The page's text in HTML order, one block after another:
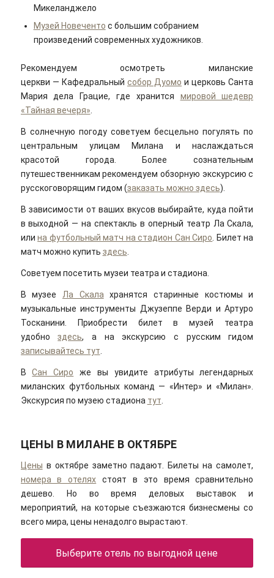
Микеланджело
Музей Новеченто с большим собранием
произведений современных художников.
Рекомендуем осмотреть миланские
церкви — Кафедральный собор Дуомо и церковь Санта
Мария дела Грацие, где хранится мировой шедевр
«Тайная вечеря»
В солнечную погоду советуем бесцельно погулять по
центральным улицам Милана и наслаждаться
красотой города. Более сознательным
путешественникам рекомендуем обзорную экскурсию с
русскоговорящим гидом (заказать можно здесь).
В зависимости от ваших вкусов выбирайте, куда пойти
в выходной — на спектакль в оперный театр Ла Скала,
илина футбольный матч на стадион Сан Сиро . Билет на
матч можно купить здесь
Советуем посетить музеи театра и стадиона.
В музее Ла Скала хранятся старинные костюмы и
музыкальные инструменты Джузеппе Верди и Артуро
Тосканини. Приобрести билет в музей театра
удобноздесь, а на экскурсию с русским гидом
записывайтесь тут
ВСан Сиро же вы увидите атрибуты легендарных
миланских футбольных команд — «Интер» и «Милан».
Экскурсия по музею стадиона тут
ЦЕНЫ В МИЛАНЕ В ОКТЯБРЕ
Цены в октябре заметно падают. Билеты на самолет,
номера в отелях стоят в это время сравнительно
дешево. Но во время деловых выставок и
мероприятий, на которые съезжаются бизнесмены со
всего мира, цены ненадолго вырастают.
Выберите отель по выгодной цене